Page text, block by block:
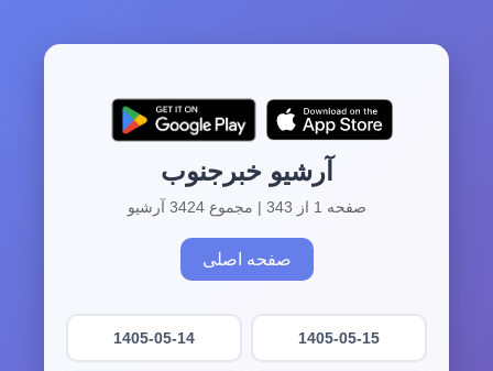
آرشیو خبرجنوب
صفحه 1 از 343 | مجموع 3424 آرشیو
صفحه اصلی
1405-05-15
1405-05-14